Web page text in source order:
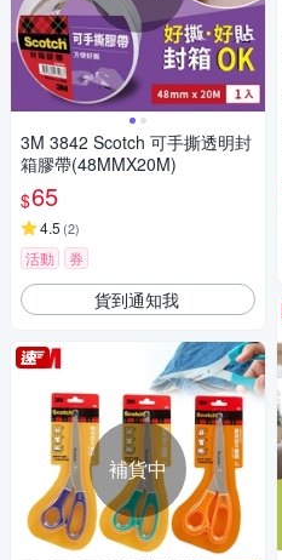
3M 3842 Scotch 可手撕透明封
箱膠帶(48MMX20M)
$65
4.5 (2)
活動 券
貨到通知我
補貨中